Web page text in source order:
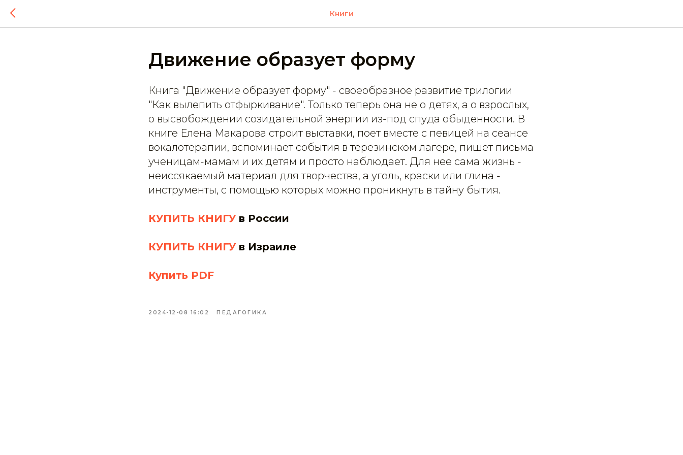
Книги
Движение образует форму
Книга "Движение образует форму" - своеобразное развитие трилогии
"Как вылепить отфыркивание". Только теперь она не о детях, а о взрослых,
о высвобождении созидательной энергии из-под спуда обыденности. В
книге Елена Макарова строит выставки, поет вместе с певицей на сеансе
вокалотерапии, вспоминает события в терезинском лагере, пишет письма
ученицам-мамам и их детям и просто наблюдает. Для нее сама жизнь -
неиссякаемый материал для творчества, а уголь, краски или глина -
инструменты, с помощью которых можно проникнуть в тайну бытия.
КУПИТЬ КНИГУв России
КУПИТЬ КНИГУв Израиле
Купить PDF
2024-12-08 16:02 ПЕДАГОГИКА